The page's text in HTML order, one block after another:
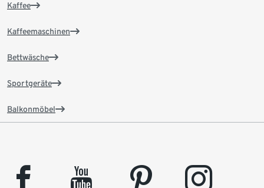
Kaffee
Kaffeemaschinen
Bettwäsche
Sportgeräte
Balkonmöbel
facebook youtube pinterest instagram